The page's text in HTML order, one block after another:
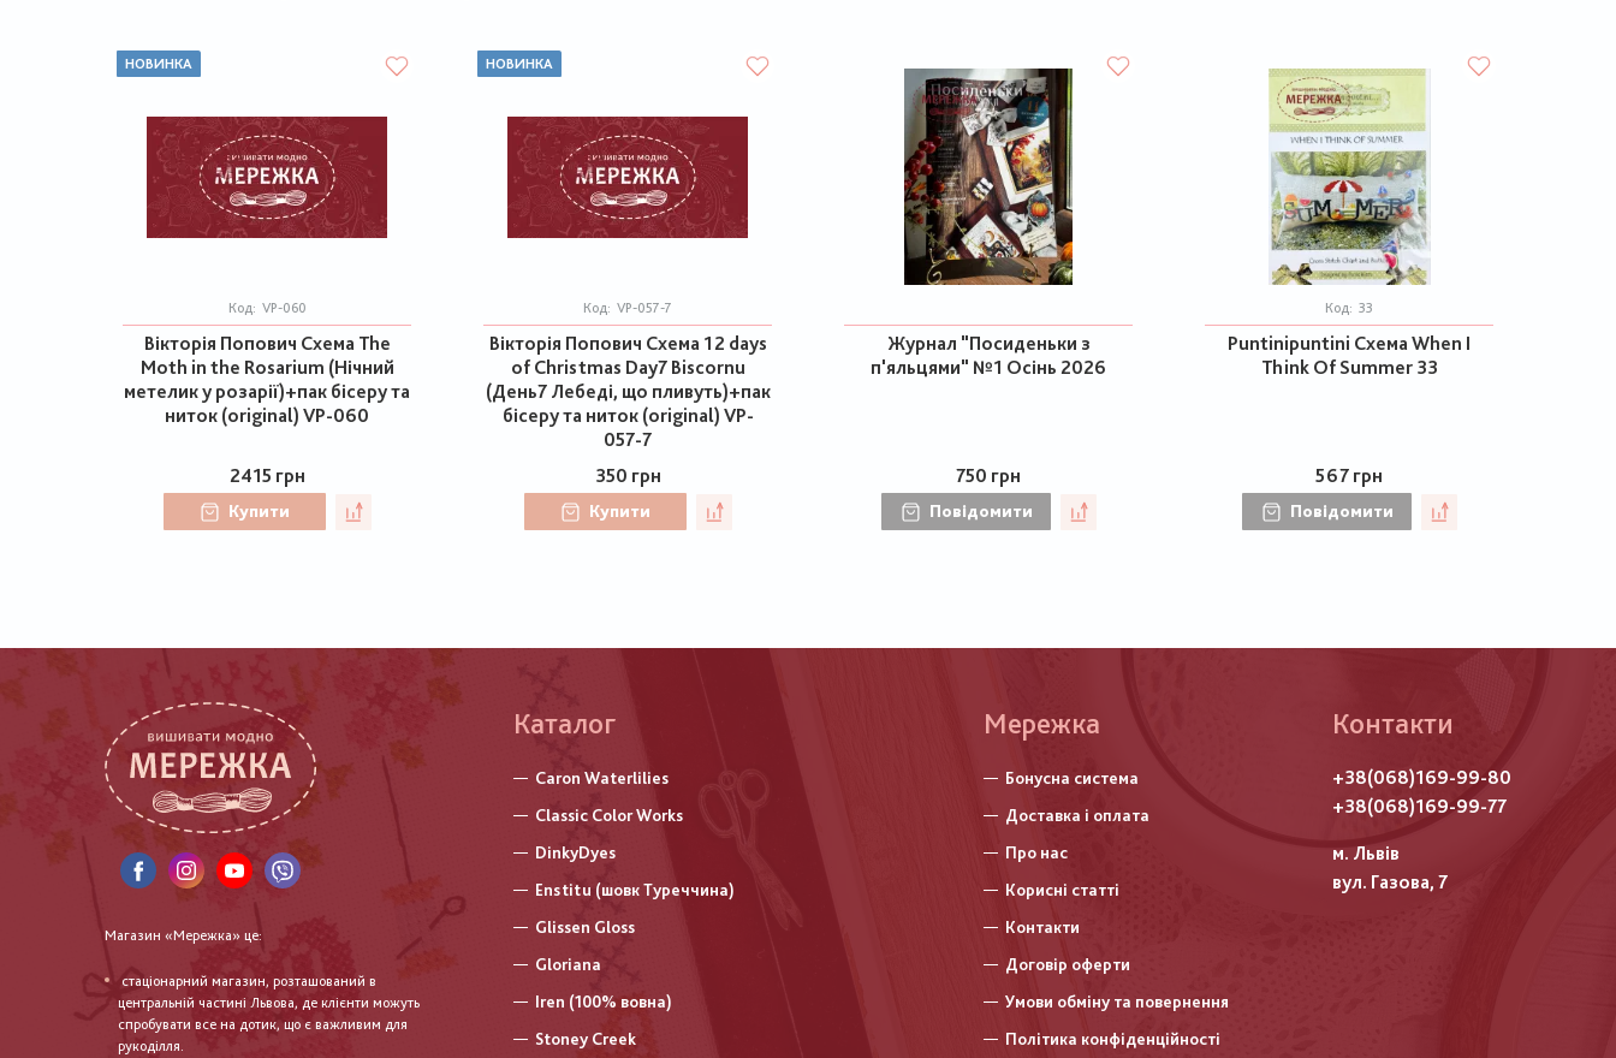
НОВИНКА
Код: VP-060
Вікторія Попович Схема The
Moth in the Rosarium (Нічний
метелик у розарії)+пак бісеру та
ниток (original) VP-060
2415 грн
Купити
НОВИНКА
Код: VP-057-7
Вікторія Попович Схема 12 days
of Christmas Day7 Biscornu
(День7 Лебеді, що пливуть)+пак
бісеру та ниток (original) VP-
057-7
350 грн
Купити
Журнал "Посиденьки з
п'яльцями" №1 Осінь 2026
750 грн
Повідомити
Код: 33
Puntinipuntini Схема When I
Think Of Summer 33
567 грн
Повідомити
Магазин «Мережка» це:
стаціонарний магазин, розташований в
центральній частині Львова, де клієнти можуть
спробувати все на дотик, що є важливим для
рукоділля.
Каталог
Caron Waterlilies
Classic Color Works
DinkyDyes
Enstitu (шовк Туреччина)
Glissen Gloss
Gloriana
Iren (100% вовна)
Stoney Creek
Меню
нижнього
колонтитулу
Мережка
Бонусна система
Доставка і оплата
Про нас
Корисні статті
Контакти
Договір оферти
Умови обміну та повернення
Політика конфіденційності
Контакти
+38(068)169-99-80
+38(068)169-99-77
м. Львів
вул. Газова, 7